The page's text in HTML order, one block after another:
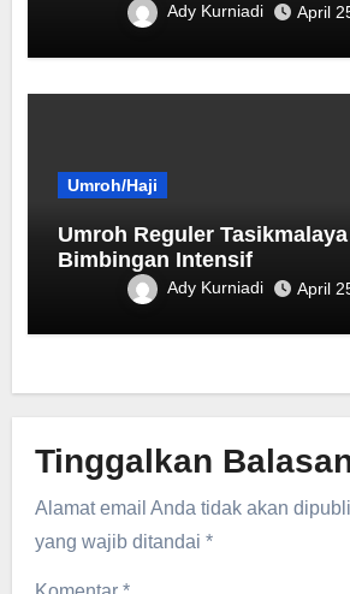
Ady Kurniadi April
Umroh/Haji
Umroh Reguler
Bimbingan Intensif
Ady Kurniadi April
Tinggalkan
Alamat email Anda tidak akan
yang wajib ditandai*